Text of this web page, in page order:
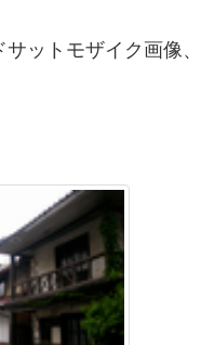
ットモザイク画像